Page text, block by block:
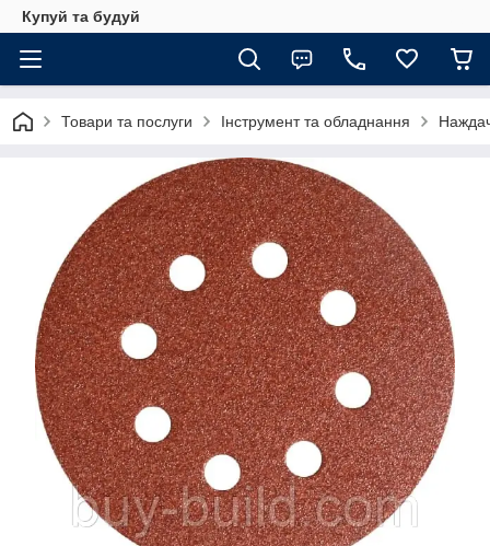
Купуй та будуй
Товари та послуги Інструмент та обладнання